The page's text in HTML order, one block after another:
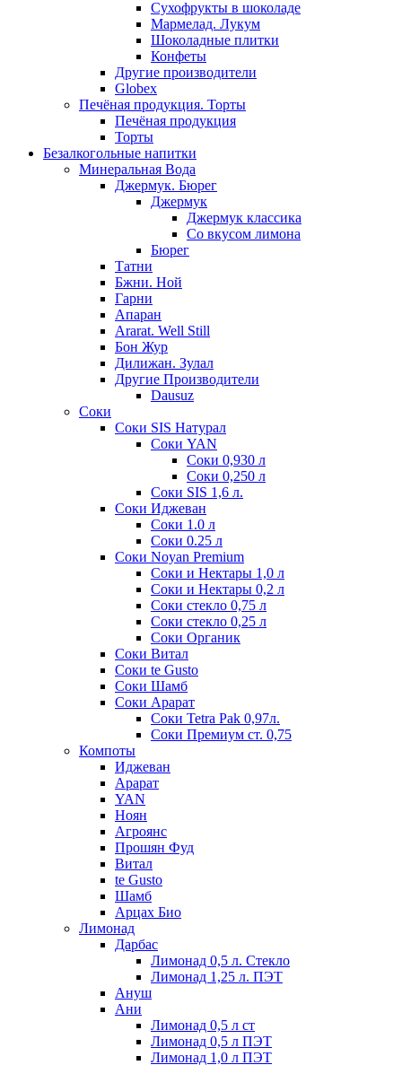
Сухофрукты в шоколаде
Мармелад. Лукум
Шоколадные плитки
Конфеты
Другие производители
Globex
Печёная продукция. Торты
Печёная продукция
Торты
Безалкогольные напитки
Минеральная Вода
Джермук. Бюрег
Джермук
Джермук классика
Со вкусом лимона
Бюрег
Татни
Бжни. Ной
Гарни
Апаран
Ararat. Well Still
Бон Жур
Дилижан. Зулал
Другие Производители
Dausuz
Соки
Соки SIS Натурал
Соки YAN
Соки 0,930 л
Соки 0,250 л
Соки SIS 1,6 л.
Соки Иджеван
Соки 1.0 л
Соки 0.25 л
Соки Noyan Premium
Соки и Нектары 1,0 л
Соки и Нектары 0,2 л
Соки стекло 0,75 л
Соки стекло 0,25 л
Соки Органик
Соки Витал
Соки te Gusto
Соки Шамб
Соки Арарат
Соки Tetra Pak 0,97л.
Соки Премиум ст. 0,75
Компоты
Иджеван
Арарат
YAN
Ноян
Агроянс
Прошян Фуд
Витал
te Gusto
Шамб
Арцах Био
Лимонад
Дарбас
Лимонад 0,5 л. Стекло
Лимонад 1,25 л. ПЭТ
Ануш
Ани
Лимонад 0,5 л ст
Лимонад 0,5 л ПЭТ
Лимонад 1,0 л ПЭТ